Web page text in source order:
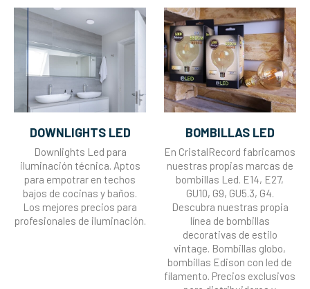
DOWNLIGHTS LED
Downlights Led para
iluminación técnica. Aptos
para empotrar en techos
bajos de cocinas y baños.
Los mejores precios para
profesionales de iluminación.
BOMBILLAS LED
En CristalRecord fabricamos
nuestras propias marcas de
bombillas Led. E14, E27,
GU10, G9, GU5.3, G4.
Descubra nuestras propia
línea de bombillas
decorativas de estilo
vintage. Bombillas globo,
bombillas Edison con led de
filamento. Precios exclusivos